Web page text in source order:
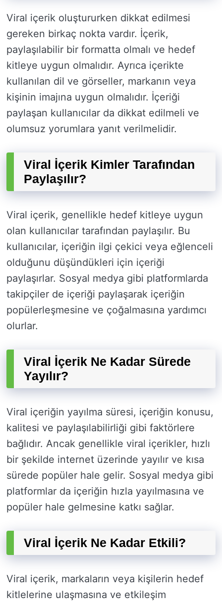
Viral içerik oluştururken dikkat edilmesi
gereken birkaç nokta vardır. İçerik,
paylaşılabilir bir formatta olmalı ve hedef
kitleye uygun olmalıdır. Ayrıca içerikte
kullanılan dil ve görseller, markanın veya
kişinin imajına uygun olmalıdır. İçeriği
paylaşan kullanıcılar da dikkat edilmeli ve
olumsuz yorumlara yanıt verilmelidir.
Viral İçerik Kimler Tarafından
Paylaşılır?
Viral içerik, genellikle hedef kitleye uygun
olan kullanıcılar tarafından paylaşılır. Bu
kullanıcılar, içeriğin ilgi çekici veya eğlenceli
olduğunu düşündükleri için içeriği
paylaşırlar. Sosyal medya gibi platformlarda
takipçiler de içeriği paylaşarak içeriğin
popülerleşmesine ve çoğalmasına yardımcı
olurlar.
Viral İçerik Ne Kadar Sürede
Yayılır?
Viral içeriğin yayılma süresi, içeriğin konusu,
kalitesi ve paylaşılabilirliği gibi faktörlere
bağlıdır. Ancak genellikle viral içerikler, hızlı
bir şekilde internet üzerinde yayılır ve kısa
sürede popüler hale gelir. Sosyal medya gibi
platformlar da içeriğin hızla yayılmasına ve
popüler hale gelmesine katkı sağlar.
Viral İçerik Ne Kadar Etkili?
Viral içerik, markaların veya kişilerin hedef
kitlelerine ulaşmasına ve etkileşim